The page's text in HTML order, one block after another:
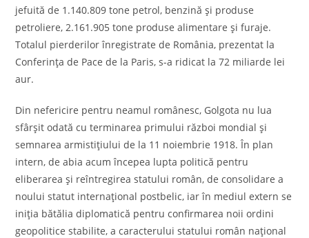
jefuită de 1.140.809 tone petrol, benzină şi produse
petroliere, 2.161.905 tone produse alimentare şi furaje.
Totalul pierderilor înregistrate de România, prezentat la
Conferinţa de Pace de la Paris, s-a ridicat la 72 miliarde lei
aur.
Din nefericire pentru neamul românesc, Golgota nu lua
sfârşit odată cu terminarea primului război mondial şi
semnarea armistiţiului de la 11 noiembrie 1918. În plan
intern, de abia acum începea lupta politică pentru
eliberarea şi reîntregirea statului român, de consolidare a
noului statut internaţional postbelic, iar în mediul extern se
iniţia bătălia diplomatică pentru confirmarea noii ordini
geopolitice stabilite, a caracterului statului român naţional